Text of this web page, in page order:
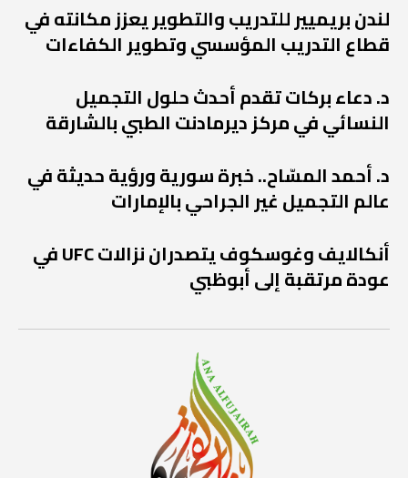
لندن بريميير للتدريب والتطوير يعزز مكانته في
قطاع التدريب المؤسسي وتطوير الكفاءات
د. دعاء بركات تقدم أحدث حلول التجميل
النسائي في مركز ديرمادنت الطبي بالشارقة
د. أحمد المسّاح.. خبرة سورية ورؤية حديثة في
عالم التجميل غير الجراحي بالإمارات
أنكالايف وغوسكوف يتصدران نزالات UFC في
عودة مرتقبة إلى أبوظبي